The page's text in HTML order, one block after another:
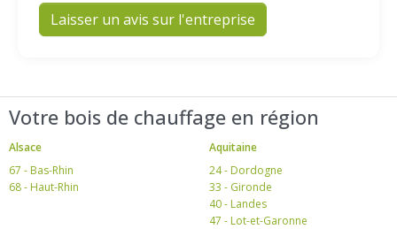
Laisser un avis sur l'entreprise
Votre bois de chauffage en région
Alsace
67 - Bas-Rhin
68 - Haut-Rhin
Aquitaine
24 - Dordogne
33 - Gironde
40 - Landes
47 - Lot-et-Garonne